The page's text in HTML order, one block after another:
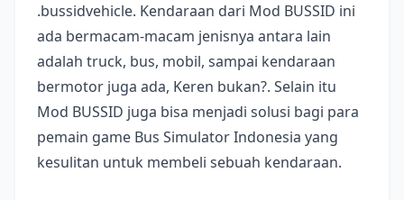
.bussidvehicle. Kendaraan dari Mod BUSSID ini
ada bermacam-macam jenisnya antara lain
adalah truck, bus, mobil, sampai kendaraan
bermotor juga ada, Keren bukan?. Selain itu
Mod BUSSID juga bisa menjadi solusi bagi para
pemain game Bus Simulator Indonesia yang
kesulitan untuk membeli sebuah kendaraan.